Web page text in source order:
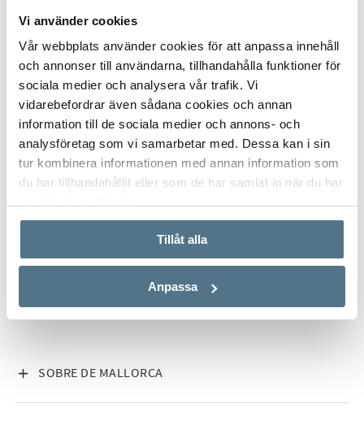
Vi använder cookies
Vår webbplats använder cookies för att anpassa innehåll
och annonser till användarna, tillhandahålla funktioner för
sociala medier och analysera vår trafik. Vi
vidarebefordrar även sådana cookies och annan
information till de sociala medier och annons- och
analysföretag som vi samarbetar med. Dessa kan i sin
tur kombinera informationen med annan information som
du har tillhandahållit eller som de har samlat in när du har
Tillåt alla
Anpassa
SOBRE DE MALLORCA
VISA INNEHÅLL